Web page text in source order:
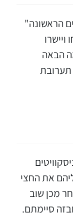
הראשונה"
הבאה
הניחו שוב פעם 12 ביסקוויטים
את החצי
מכן שוב